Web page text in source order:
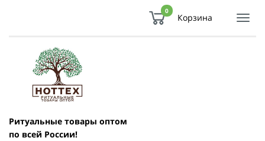
0
Корзина
Ритуальные товары оптом
по всей России!